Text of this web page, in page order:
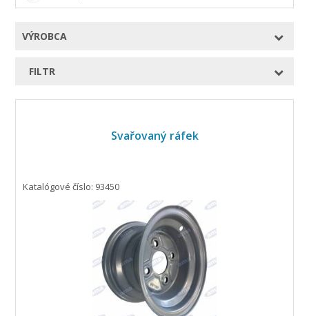
VÝROBCA
FILTR
Svařovaný ráfek
Katalógové číslo: 93450